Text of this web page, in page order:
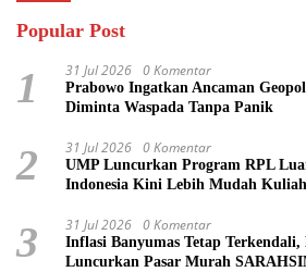
Popular Post
1 31 Jul 2026 0 Komentar
Prabowo Ingatkan Ancaman
Diminta Waspada Tanpa Panik
2 31 Jul 2026 0 Komentar
UMP Luncurkan Program RPL
Indonesia Kini Lebih Mudah Kuliah
3 31 Jul 2026 0 Komentar
Inflasi Banyumas Tetap Terkendali,
Luncurkan Pasar Murah